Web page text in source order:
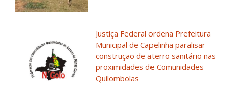
Justiça Federal ordena Prefeitura
Municipal de Capelinha paralisar
construção de aterro sanitário nas
proximidades de Comunidades
Quilombolas